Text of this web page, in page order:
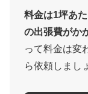
料金は1坪あ
の出張費がか
って料金は変
ら依頼しまし